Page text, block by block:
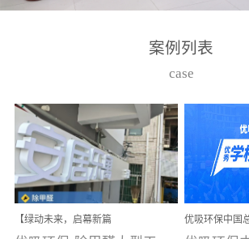
高技能的
取得了
和多项
权，获
号。生
给自足
在广州番
案例列表
case
【绿动未来，启幕新篇
章】优吸环保中标深圳安
优吸环保中
校施工案例(节